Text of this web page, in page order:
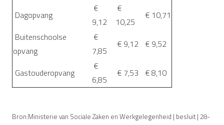
Dagopvang
€
9,12
€
10,25
€ 10,71
Buitenschoolse
opvang
€
7,85
€ 9,12 € 9,52
Gastouderopvang
€
6,85
€ 7,53 € 8,10
Bron:Ministerie van Sociale Zaken en Werkgelegenheid | besluit | 28-